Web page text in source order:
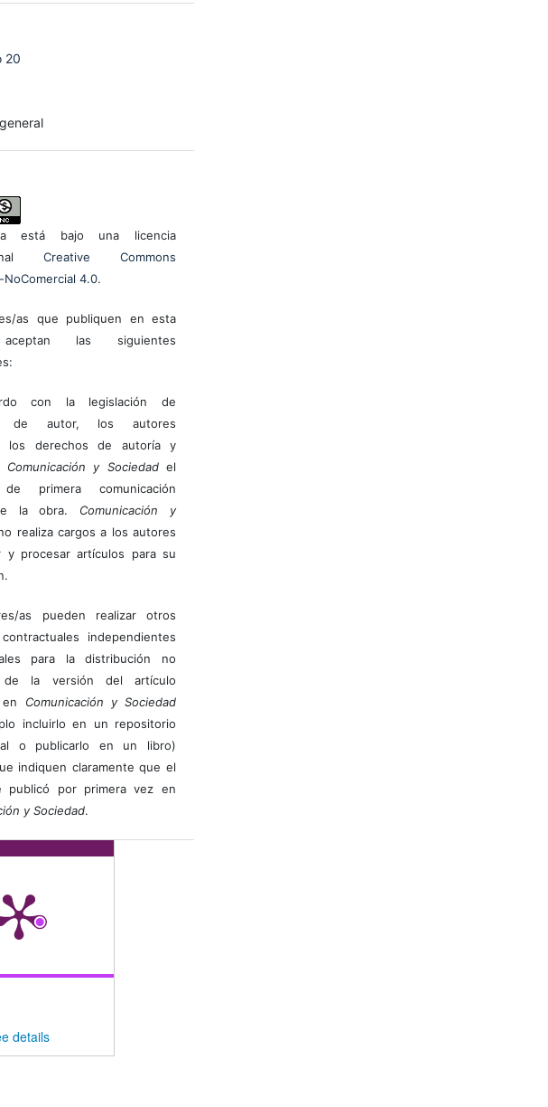
20
está bajo una licencia
Creative Commons
4.0.
as que publiquen en esta
las siguientes
con la legislación de
de autor, los autores
los derechos de autoría y
Comunicación y Sociedadel
primera comunicación
la obra. Comunicación y
realiza cargos a los autores
y procesar artículos para su
as pueden realizar otros
independientes
para la distribución no
de la versión del artículo
en Comunicación y Sociedad
incluirlo en un repositorio
o publicarlo en un libro)
indiquen claramente que el
publicó por primera vez en
y Sociedad.
details